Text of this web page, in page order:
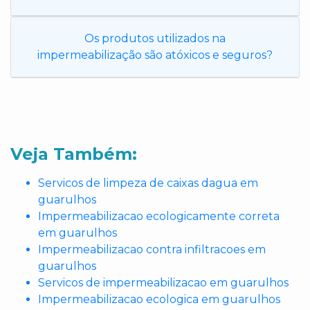
Os produtos utilizados na
impermeabilização são atóxicos e seguros?
Veja Também:
Servicos de limpeza de caixas dagua em
guarulhos
Impermeabilizacao ecologicamente correta
em guarulhos
Impermeabilizacao contra infiltracoes em
guarulhos
Servicos de impermeabilizacao em guarulhos
Impermeabilizacao ecologica em guarulhos